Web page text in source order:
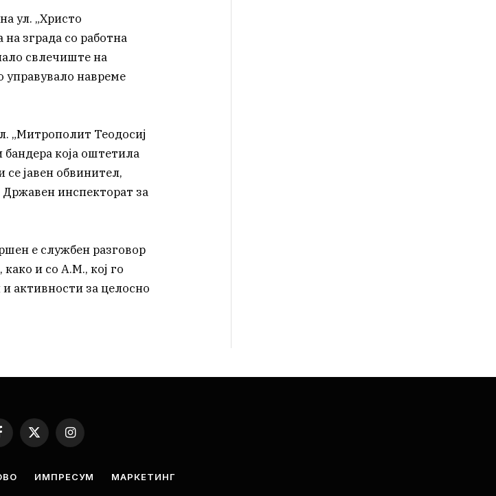
ул. „Христо
зграда со работна
свлечиште на
управувало навреме
„Митрополит Теодосиј
која оштетила
се јавен обвинител,
инспекторат за
е службен разговор
и со А.М., кој го
активности за целосно
X
(Twitter)
Instagram
ИМПРЕСУМ МАРКЕТИНГ